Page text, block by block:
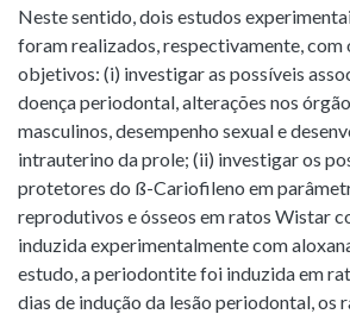
Neste sentido, dois estudos
foram realizados, respectivamente, com
objetivos: (i) investigar as possíveis
doença periodontal, alterações nos
masculinos, desempenho sexual e
intrauterino da prole; (ii) investigar os
protetores do ß-Cariofileno em
reprodutivos e ósseos em ratos Wistar
induzida experimentalmente com
estudo, a periodontite foi induzida em
dias de indução da lesão periodontal, os